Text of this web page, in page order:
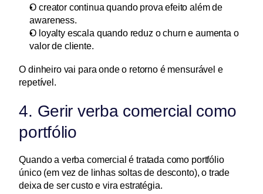
O creator continua quando prova efeito além de
awareness.
O loyalty escala quando reduz o churn e aumenta o
valor de cliente.
O dinheiro vai para onde o retorno é mensurável e
repetível.
4. Gerir verba comercial como
portfólio
Quando a verba comercial é tratada como portfólio
único (em vez de linhas soltas de desconto), o trade
deixa de ser custo e vira estratégia.